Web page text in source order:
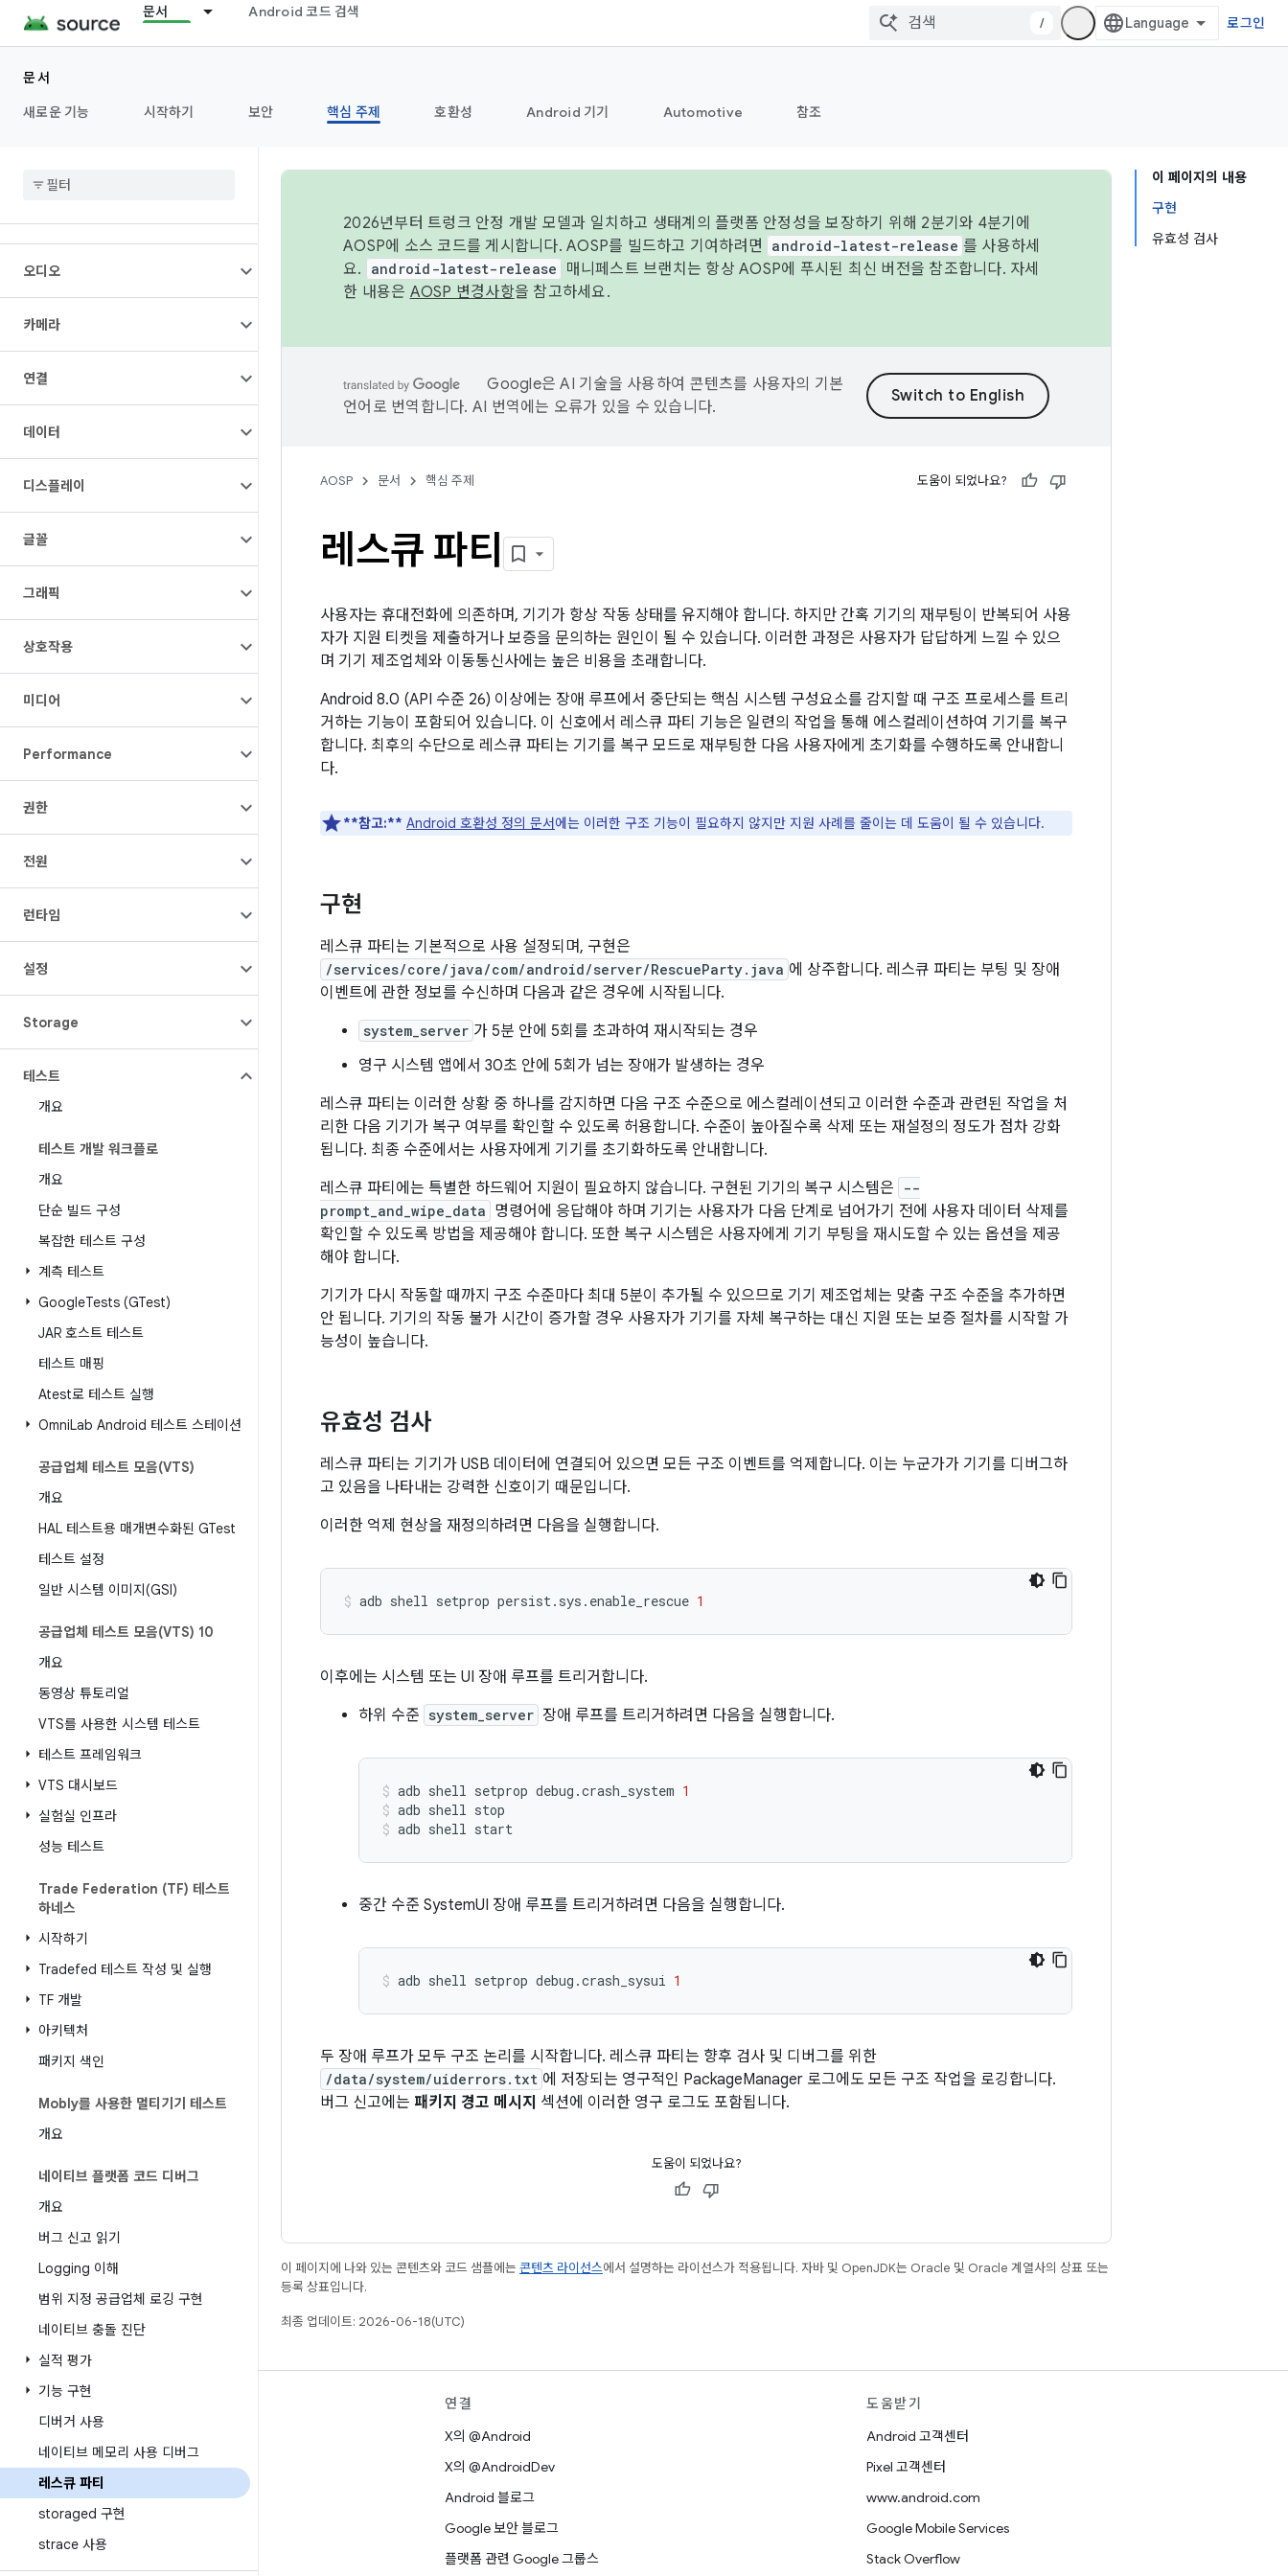
문서 Android 코드 검색
/ 로그인
문서
새로운 기능
시작하기 보안 핵심 주제 호환성 Android 기기 Automotive 참조
오디오
카메라
연결
데이터
디스플레이
글꼴
그래픽
상호작용
미디어
Performance
권한
전원
런타임
설정
Storage
테스트
개요
테스트 개발 워크플로
개요
단순 빌드 구성
복잡한 테스트 구성
계측 테스트
GoogleTests (GTest)
JAR 호스트 테스트
테스트 매핑
Atest로 테스트 실행
OmniLab Android 테스트 스테이션
공급업체 테스트 모음(VTS)
개요
HAL 테스트용 매개변수화된 GTest
테스트 설정
일반 시스템 이미지(GSI)
공급업체 테스트 모음(VTS) 10
개요
동영상 튜토리얼
VTS를 사용한 시스템 테스트
테스트 프레임워크
VTS 대시보드
실험실 인프라
성능 테스트
Trade Federation (TF) 테스트
하네스
시작하기
Tradefed 테스트 작성 및 실행
TF 개발
아키텍처
패키지 색인
Mobly를 사용한 멀티기기 테스트
개요
네이티브 플랫폼 코드 디버그
개요
버그 신고 읽기
Logging 이해
범위 지정 공급업체 로깅 구현
네이티브 충돌 진단
실적 평가
기능 구현
디버거 사용
네이티브 메모리 사용 디버그
레스큐 파티
storaged 구현
strace 사용
이 페이지의 내용
구현
유효성 검사
2026년부터 트렁크 안정 개발 모델과 일치하고 생태계의 플랫폼 안정성을 보장하기 위해 2분기와 4분기에
AOSP에 소스 코드를 게시합니다. AOSP를 빌드하고 기여하려면
android-latest-release 를 사용하세
요.
android-latest-release
매니페스트 브랜치는 항상 AOSP에 푸시된 최신 버전을 참조합니다. 자세
한 내용은 AOSP 변경사항을 참고하세요.
Google은 AI 기술을 사용하여 콘텐츠를 사용자의 기본
언어로 번역합니다. AI 번역에는 오류가 있을 수 있습니다.
AOSP 문서 핵심 주제 도움이 되었나요?
레스큐 파티
사용자는 휴대전화에 의존하며, 기기가 항상 작동 상태를 유지해야 합니다. 하지만 간혹 기기의 재부팅이 반복되어 사용
자가 지원 티켓을 제출하거나 보증을 문의하는 원인이 될 수 있습니다. 이러한 과정은 사용자가 답답하게 느낄 수 있으
며 기기 제조업체와 이동통신사에는 높은 비용을 초래합니다.
Android 8.0 (API 수준 26) 이상에는 장애 루프에서 중단되는 핵심 시스템 구성요소를 감지할 때 구조 프로세스를 트리
거하는 기능이 포함되어 있습니다. 이 신호에서 레스큐 파티 기능은 일련의 작업을 통해 에스컬레이션하여 기기를 복구
합니다. 최후의 수단으로 레스큐 파티는 기기를 복구 모드로 재부팅한 다음 사용자에게 초기화를 수행하도록 안내합니
다.
**참고:** Android 호환성 정의 문서에는 이러한 구조 기능이 필요하지 않지만 지원 사례를 줄이는 데 도움이 될 수 있습니다.
구현
레스큐 파티는 기본적으로 사용 설정되며, 구현은
/services/core/java/com/android/server/RescueParty.java 에 상주합니다. 레스큐 파티는 부팅 및 장애
이벤트에 관한 정보를 수신하며 다음과 같은 경우에 시작됩니다.
system_server 가 5분 안에 5회를 초과하여 재시작되는 경우
영구 시스템 앱에서 30초 안에 5회가 넘는 장애가 발생하는 경우
레스큐 파티는 이러한 상황 중 하나를 감지하면 다음 구조 수준으로 에스컬레이션되고 이러한 수준과 관련된 작업을 처
리한 다음 기기가 복구 여부를 확인할 수 있도록 허용합니다. 수준이 높아질수록 삭제 또는 재설정의 정도가 점차 강화
됩니다. 최종 수준에서는 사용자에게 기기를 초기화하도록 안내합니다.
레스큐 파티에는 특별한 하드웨어 지원이 필요하지 않습니다. 구현된 기기의 복구 시스템은
--
prompt_and_wipe_data 명령어에 응답해야 하며 기기는 사용자가 다음 단계로 넘어가기 전에 사용자 데이터 삭제를
확인할 수 있도록 방법을 제공해야 합니다. 또한 복구 시스템은 사용자에게 기기 부팅을 재시도할 수 있는 옵션을 제공
해야 합니다.
기기가 다시 작동할 때까지 구조 수준마다 최대 5분이 추가될 수 있으므로 기기 제조업체는 맞춤 구조 수준을 추가하면
안 됩니다. 기기의 작동 불가 시간이 증가할 경우 사용자가 기기를 자체 복구하는 대신 지원 또는 보증 절차를 시작할 가
능성이 높습니다.
유효성 검사
레스큐 파티는 기기가 USB 데이터에 연결되어 있으면 모든 구조 이벤트를 억제합니다. 이는 누군가가 기기를 디버그하
고 있음을 나타내는 강력한 신호이기 때문입니다.
이러한 억제 현상을 재정의하려면 다음을 실행합니다.
adb shell setprop persist.sys.enable_rescue 1
이후에는 시스템 또는 UI 장애 루프를 트리거합니다.
하위 수준 system_server 장애 루프를 트리거하려면 다음을 실행합니다.
adb shell setprop debug.crash_system 1
adb shell stop
adb shell start
중간 수준 SystemUI 장애 루프를 트리거하려면 다음을 실행합니다.
adb shell setprop debug.crash_sysui 1
두 장애 루프가 모두 구조 논리를 시작합니다. 레스큐 파티는 향후 검사 및 디버그를 위한
/data/system/uiderrors.txt 에 저장되는 영구적인 PackageManager 로그에도 모든 구조 작업을 로깅합니다.
버그 신고에는 패키지 경고 메시지 섹션에 이러한 영구 로그도 포함됩니다.
도움이 되었나요?
이 페이지에 나와 있는 콘텐츠와 코드 샘플에는 콘텐츠 라이선스에서 설명하는 라이선스가 적용됩니다. 자바 및 OpenJDK는 Oracle 및 Oracle 계열사의 상표 또는
등록 상표입니다.
최종 업데이트: 2026-06-18(UTC)
요구사항
다운로드
연결
X의 @Android
X의 @AndroidDev
Android 블로그
Google 보안 블로그
플랫폼 관련 Google 그룹스
도움받기
Android 고객센터
Pixel 고객센터
www.android.com
Google Mobile Services
Stack Overflow